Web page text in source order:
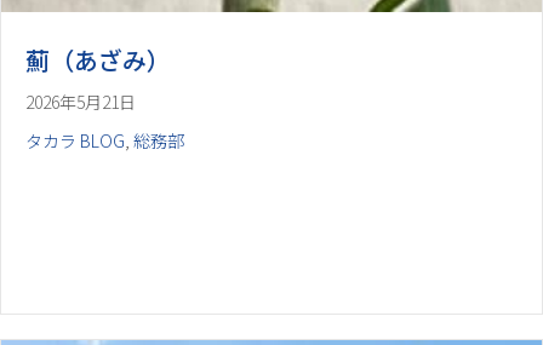
薊（あざみ）
2026年5月21日
タカラ BLOG, 総務部